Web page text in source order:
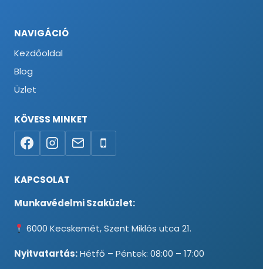
NAVIGÁCIÓ
Kezdőoldal
Blog
Üzlet
KÖVESS MINKET
KAPCSOLAT
Munkavédelmi Szaküzlet:
6000 Kecskemét, Szent Miklós utca 21.
Nyitvatartás:Hétfő – Péntek: 08:00 – 17:00